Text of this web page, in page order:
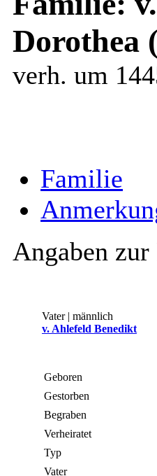
Dorothea
verh. um
Familie
Angaben
Vater | männlich
v. Ahlefeld Benedikt
Geboren
Gestorben
Begraben
Verheiratet
Typ
Vater